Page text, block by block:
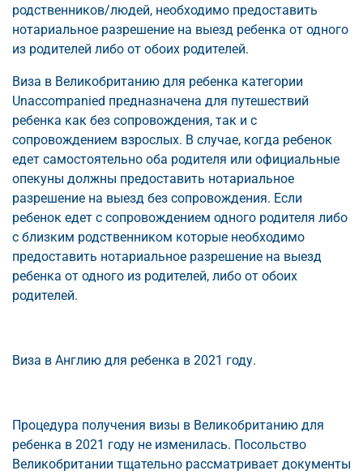
родственников/людей, необходимо предоставить
нотариальное разрешение на выезд ребенка от одного
из родителей либо от обоих родителей.
Виза в Великобританию для ребенка категории
Unaccompanied предназначена для путешествий
ребенка как без сопровождения, так и с
сопровождением взрослых. В случае, когда ребенок
едет самостоятельно оба родителя или официальные
опекуны должны предоставить нотариальное
разрешение на выезд без сопровождения. Если
ребенок едет с сопровождением одного родителя либо
с близким родственником которые необходимо
предоставить нотариальное разрешение на выезд
ребенка от одного из родителей, либо от обоих
родителей.
Виза в Англию для ребенка в 2021 году.
Процедура получения визы в Великобританию для
ребенка в 2021 году не изменилась. Посольство
Великобритании тщательно рассматривает документы